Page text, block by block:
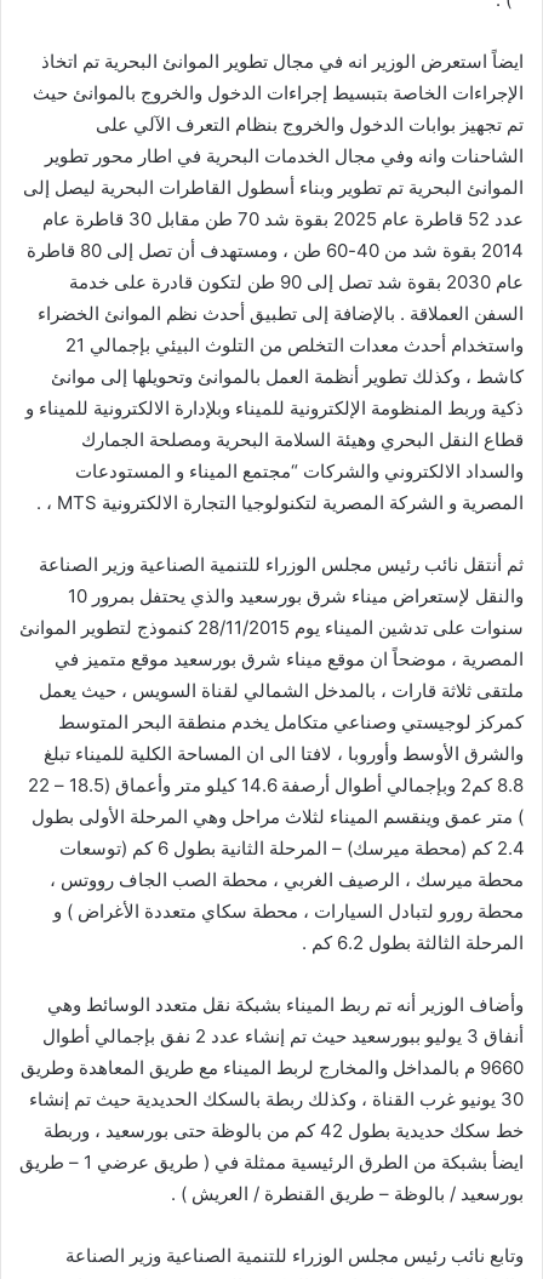
ايضاً استعرض الوزير انه في مجال تطوير الموانئ البحرية تم اتخاذ
الإجراءات الخاصة بتبسيط إجراءات الدخول والخروج بالموانئ حيث
تم تجهيز بوابات الدخول والخروج بنظام التعرف الآلي على
الشاحنات وانه وفي مجال الخدمات البحرية في اطار محور تطوير
الموانئ البحرية تم تطوير وبناء أسطول القاطرات البحرية ليصل إلى
عدد 52 قاطرة عام 2025 بقوة شد 70 طن مقابل 30 قاطرة عام
2014 بقوة شد من 40-60 طن ، ومستهدف أن تصل إلى 80 قاطرة
عام 2030 بقوة شد تصل إلى 90 طن لتكون قادرة على خدمة
السفن العملاقة . بالإضافة إلى تطبيق أحدث نظم الموانئ الخضراء
واستخدام أحدث معدات التخلص من التلوث البيئي بإجمالي 21
كاشط ، وكذلك تطوير أنظمة العمل بالموانئ وتحويلها إلى موانئ
ذكية وربط المنظومة الإلكترونية للميناء وبلإدارة الالكترونية للميناء و
قطاع النقل البحري وهيئة السلامة البحرية ومصلحة الجمارك
والسداد الالكتروني والشركات “مجتمع الميناء و المستودعات
المصرية و الشركة المصرية لتكنولوجيا التجارة الالكترونية MTS ، .
ثم أنتقل نائب رئيس مجلس الوزراء للتنمية الصناعية وزير الصناعة
والنقل لإستعراض ميناء شرق بورسعيد والذي يحتفل بمرور 10
سنوات على تدشين الميناء يوم 28/11/2015 كنموذج لتطوير الموانئ
المصرية ، موضحاً ان موقع ميناء شرق بورسعيد موقع متميز في
ملتقى ثلاثة قارات ، بالمدخل الشمالي لقناة السويس ، حيث يعمل
كمركز لوجيستي وصناعي متكامل يخدم منطقة البحر المتوسط
والشرق الأوسط وأوروبا ، لافتا الى ان المساحة الكلية للميناء تبلغ
8.8 كم2 وبإجمالي أطوال أرصفة 14.6 كيلو متر وأعماق (18.5 – 22
) متر عمق وينقسم الميناء لثلاث مراحل وهي المرحلة الأولى بطول
2.4 كم (محطة ميرسك) – المرحلة الثانية بطول 6 كم (توسعات
محطة ميرسك ، الرصيف الغربي ، محطة الصب الجاف رووتس ،
محطة رورو لتبادل السيارات ، محطة سكاي متعددة الأغراض ) و
المرحلة الثالثة بطول 6.2 كم .
وأضاف الوزير أنه تم ربط الميناء بشبكة نقل متعدد الوسائط وهي
أنفاق 3 يوليو ببورسعيد حيث تم إنشاء عدد 2 نفق بإجمالي أطوال
9660 م بالمداخل والمخارج لربط الميناء مع طريق المعاهدة وطريق
30 يونيو غرب القناة ، وكذلك ربطة بالسكك الحديدية حيث تم إنشاء
خط سكك حديدية بطول 42 كم من بالوظة حتى بورسعيد ، وربطة
ايضأ بشبكة من الطرق الرئيسية ممثلة في ( طريق عرضي 1 – طريق
بورسعيد / بالوظة – طريق القنطرة / العريش ) .
وتابع نائب رئيس مجلس الوزراء للتنمية الصناعية وزير الصناعة